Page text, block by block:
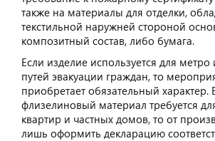
также на материалы для отделки,
текстильной наружней стороной
композитный состав, либо бумага.
Если изделие используется для
путей эвакуации граждан, то
приобретает обязательный характер.
флизелиновый материал требуется
квартир и частных домов, то от
лишь оформить декларацию